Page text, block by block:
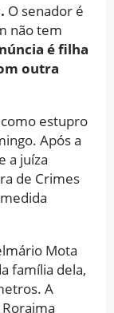
O senador é
não tem
é filha
outra
estupro
Após a
a juíza
de Crimes
Mota
família dela,
A